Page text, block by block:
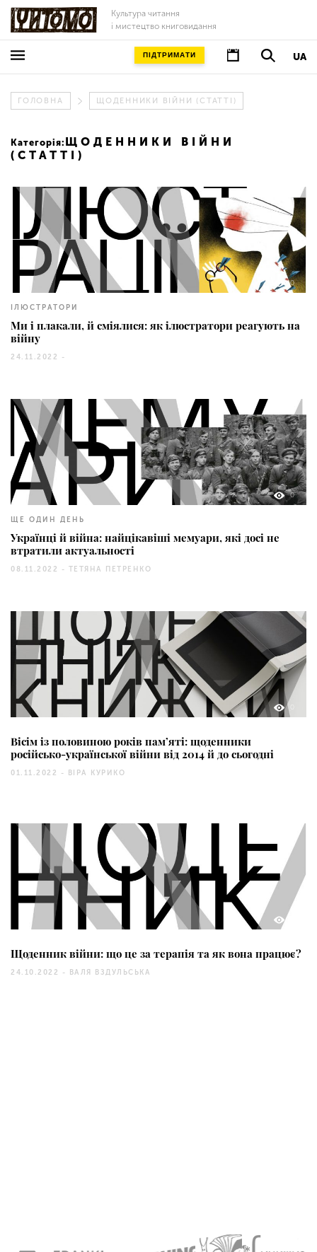
Культура читання
і мистецтво книговидання
UA
ПІДТРИМАТИ
ГОЛОВНА ЩОДЕННИКИ ВІЙНИ (СТАТТІ)
Категорія: ЩОДЕННИКИ ВІЙНИ
(СТАТТІ)
0
ІЛЮСТРАТОРИ
Ми і плакали, й сміялися: як ілюстратори реагують на
війну
24.11.2022 -
0
ЩЕ ОДИН ДЕНЬ
Українці й війна: найцікавіші мемуари, які досі не
втратили актуальності
08.11.2022 - ТЕТЯНА ПЕТРЕНКО
Вісім із половиною років пам’яті: щоденники
російсько-української війни від 2014 й до сьогодні
01.11.2022 - ВІРА КУРИКО
Щоденник війни: що це за терапія та як вона працює?
24.10.2022 - ВАЛЯ ВЗДУЛЬСЬКА